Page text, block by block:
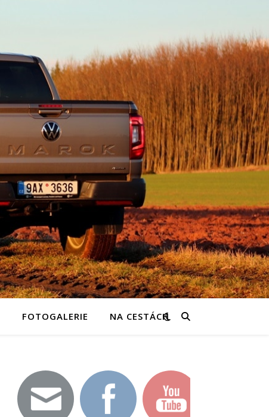
FOTOGALERIE NA CESTÁCH